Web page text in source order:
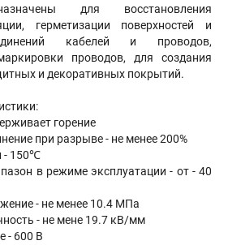
для восстановления
герметизации поверхностей и
кабелей и проводов,
проводов, для создания
и декоративных покрытий.
горение
при разрыве - не менее 200%
- 150℃
в режиме эксплуатации - от - 40
- не менее 10.4 МПа
- не мене 19.7 кВ/мм
- 600 В